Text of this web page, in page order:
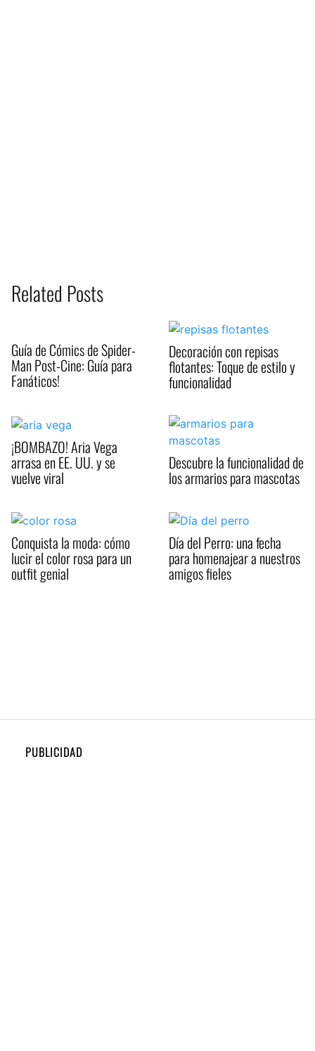
Related Posts
Guía de Cómics de Spider-
Man Post-Cine: Guía para
Fanáticos!
Decoración con repisas
flotantes: Toque de estilo y
funcionalidad
¡BOMBAZO! Aria Vega
arrasa en EE. UU. y se
vuelve viral
Descubre la funcionalidad de
los armarios para mascotas
Conquista la moda: cómo
lucir el color rosa para un
outfit genial
Día del Perro: una fecha
para homenajear a nuestros
amigos fieles
PUBLICIDAD